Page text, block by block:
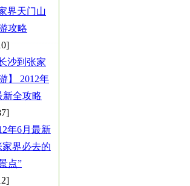
界天门山
攻略
长沙到张家
】 2012年
新全攻略
年6月最新
家界必去的
点”